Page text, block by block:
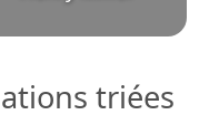
triées